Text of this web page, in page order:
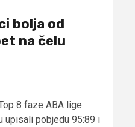
bolja od
na čelu
8 faze ABA lige
upisali pobjedu 95:89 i